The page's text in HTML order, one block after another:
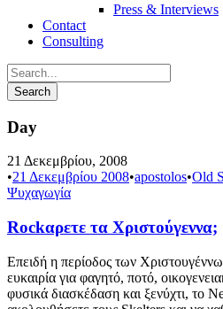
Press & Interviews
Contact
Consulting
Day
21 Δεκεμβρίου, 2008
•21 Δεκεμβρίου 2008•apostolos•Old
Ψυχαγωγία
Rockαρετε τα Χριστούγεννα;
Επειδή η περίοδος των
ευκαιρία για φαγητό, ποτό,
φυσικά διασκέδαση και ξενύχτι, το